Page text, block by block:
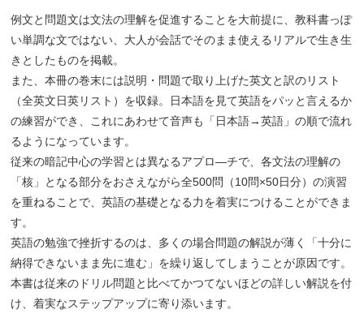
例文と問題文は文法の理解を促進することを大前提に、教科書っぽ
い単調な文ではない、大人が会話でそのまま使えるリアルで生き生
きとしたものを掲載。
また、本冊の巻末には説明・問題で取り上げた英文と訳のリスト
（全英文日英リスト）を収録。日本語を見て英語をパッと言えるか
の練習ができ、これにあわせて音声も「日本語→英語」の順で流れ
るようになっています。
従来の暗記中心の学習とは異なるアプロ―チで、各文法の理解の
「核」となる部分をおさえながら全500問（10問×50日分）の演習
を重ねることで、英語の基礎となる力を着実につけることができま
す。
英語の勉強で挫折するのは、多くの場合問題の解説が薄く「十分に
納得できないまま先に進む」を繰り返してしまうことが原因です。
本書は従来のドリル問題と比べてかつてないほどの詳しい解説を付
け、着実なステップアップに寄り添います。